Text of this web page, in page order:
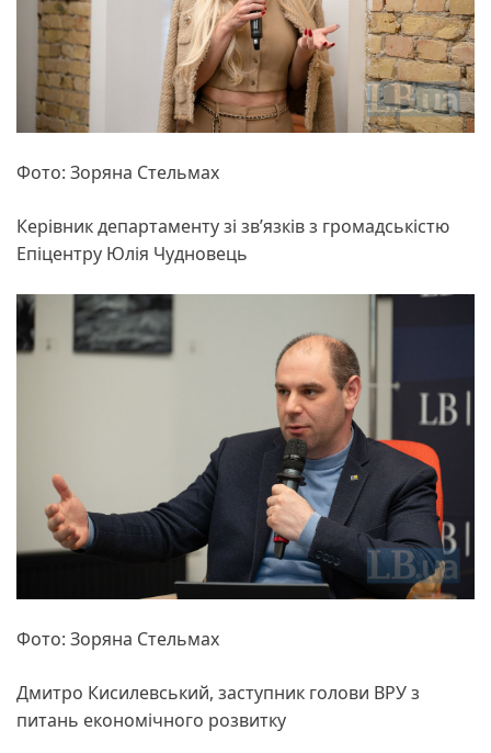
Фото: Зоряна Стельмах
Керівник департаменту зі зв’язків з громадськістю
Епіцентру Юлія Чудновець
Фото: Зоряна Стельмах
Дмитро Кисилевський, заступник голови ВРУ з
питань економічного розвитку